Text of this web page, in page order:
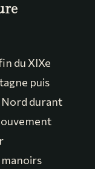
du XIXe
puis
Nord durant
manoirs